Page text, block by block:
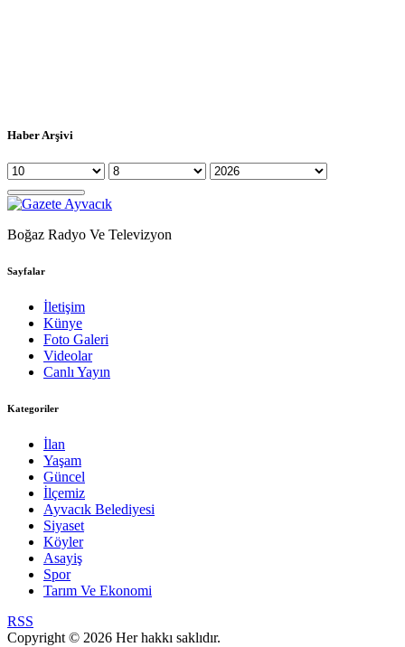
Haber Arşivi
Boğaz Radyo Ve Televizyon
Sayfalar
İletişim
Künye
Foto Galeri
Videolar
Canlı Yayın
Kategoriler
İlan
Yaşam
Güncel
İlçemiz
Ayvacık Belediyesi
Siyaset
Köyler
Asayiş
Spor
Tarım Ve Ekonomi
RSS
Copyright © 2026 Her hakkı saklıdır.